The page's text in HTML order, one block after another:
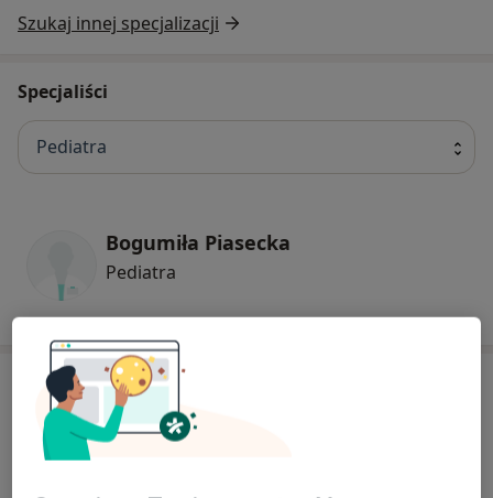
Szukaj innej specjalizacji
Specjaliści
Pediatra
Bogumiła Piasecka
Pediatra
Adres